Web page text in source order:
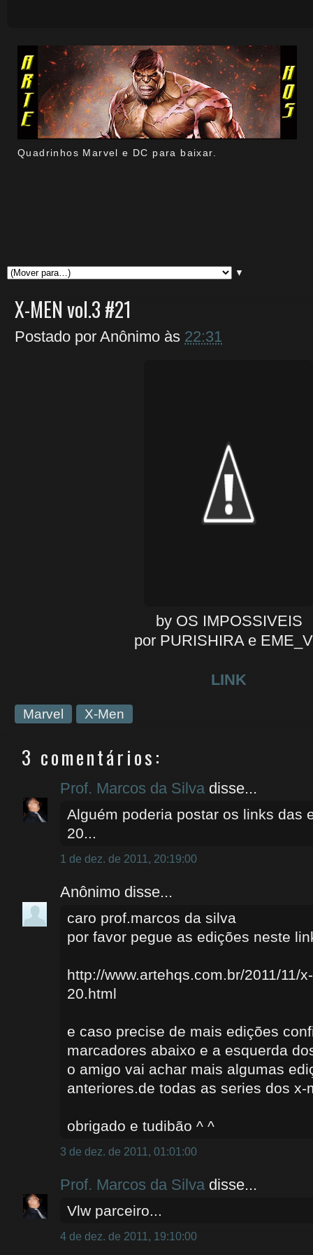
Quadrinhos Marvel e DC para baixar.
▼
X-MEN vol.3 #21
Postado por Anônimo às 22:31
by OS IMPOSSIVEIS
por PURISHIRA e
LINK
Marvel X-Men
3 comentários:
Prof. Marcos da Silva disse...
Alguém poderia postar os links das
20...
1 de dez. de 2011, 20:19:00
Anônimo disse...
caro prof.marcos da silva
por favor pegue as edições neste
http://www.artehqs.com.br/2011/11/
20.html
e caso precise de mais edições
marcadores abaixo e a esquerda
o amigo vai achar mais algumas
anteriores.de todas as series dos x-
obrigado e tudibão ^ ^
3 de dez. de 2011, 01:01:00
Prof. Marcos da Silva disse...
Vlw parceiro...
4 de dez. de 2011, 19:10:00